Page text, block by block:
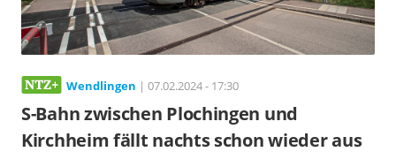
Wendlingen | 07.02.2024 - 17:30
S-Bahn zwischen Plochingen und
Kirchheim fällt nachts schon wieder aus